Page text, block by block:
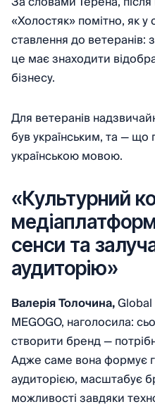
«Холостяк» помітно, як у
ставлення до ветеранів:
це має знаходити
бізнесу.
Для ветеранів
був українським, та —
українською мовою.
«Культурний
сенси та
аудиторію»
Валерія Толочина,
MEGOGO, наголосила:
створити бренд —
Адже саме вона формує
аудиторією, масштабує
можливості завдяки